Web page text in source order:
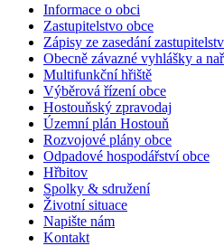
Informace o obci
Zastupitelstvo obce
Zápisy ze zasedání
Obecně závazné vyhlášky a
Multifunkční hřiště
Výběrová řízení obce
Hostouňský zpravodaj
Územní plán Hostouň
Rozvojové plány obce
Odpadové hospodářství obce
Hřbitov
Spolky & sdružení
Životní situace
Napište nám
Kontakt